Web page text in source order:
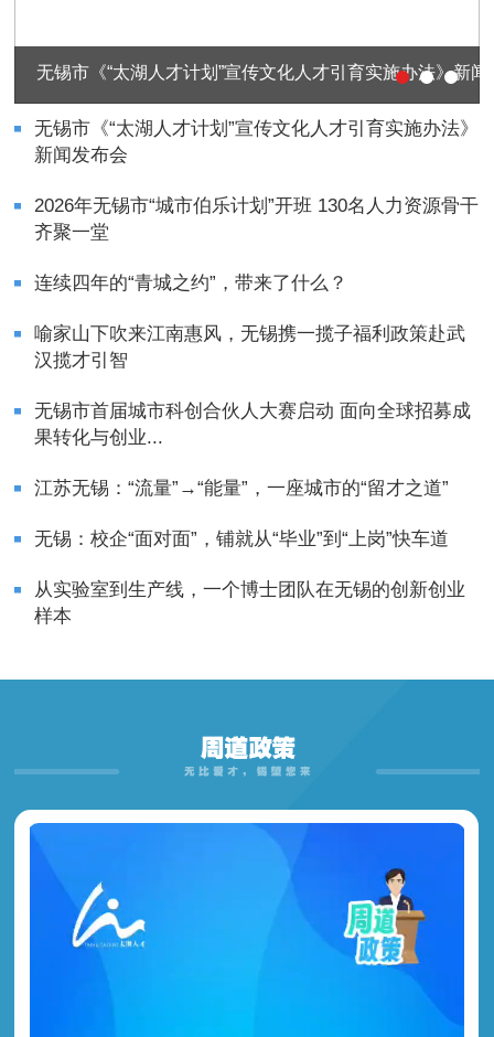
连续四年的“青城之约”，带来了什么？
无锡市《“太湖人才计划”宣传文化人才引育实施办法》
新闻发布会
2026年无锡市“城市伯乐计划”开班 130名人力资源骨干
齐聚一堂
连续四年的“青城之约”，带来了什么？
喻家山下吹来江南惠风，无锡携一揽子福利政策赴武
汉揽才引智
无锡市首届城市科创合伙人大赛启动 面向全球招募成
果转化与创业...
江苏无锡：“流量”→“能量”，一座城市的“留才之道”
无锡：校企“面对面”，铺就从“毕业”到“上岗”快车道
从实验室到生产线，一个博士团队在无锡的创新创业
样本